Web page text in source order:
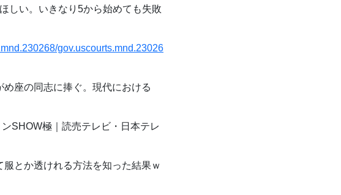
しい。いきなり5から始めても失敗
gov.uscourts.mnd.23026
め座の同志に捧ぐ。現代における
SHOW極｜読売テレビ・日本テレ
とか透けれる方法を知った結果ｗ